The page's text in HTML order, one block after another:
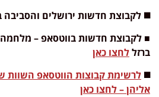
◼️ לקבוצת חדשות ירושלים והסביבה
■ לקבוצת חדשות בווטסאפ –
ברזללחצו כאן
◼️ לרשימת קבוצות הווטסאפ השוות
אליהן – לחצו כאן